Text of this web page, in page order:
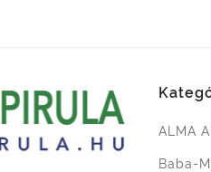
ALMA
Baba-